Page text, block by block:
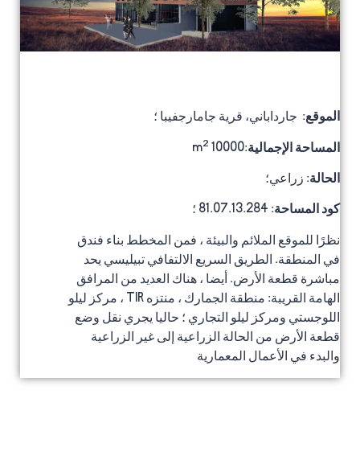
الموقع: جارداباني، قرية جامارجفيبا ؛
المساحة الإجمالية:m
2 10000
الحالة: زراعي؛
كود المساحة:
نظرًا للموقع الملائم والبيئة ، فمن المخطط بناء فندق
في المنطقة. الطريق السريع الالتفافي تبيليسي يحد
مباشرة قطعة الأرض. أيضا ، هناك العديد من المرافق
الهامة القريبة: منطقة الجمارك ، منتزه TIR ، مركز ليلو
اللوجستي ومركز ليلو التجاري ؛ حاليا يجري نقل وضع
قطعة الأرض من الحالة الزراعية إلى غير الزراعية
والبدء في الأعمال المعمارية